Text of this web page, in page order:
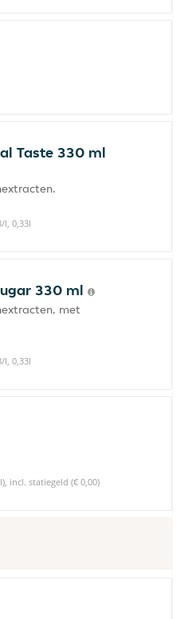
Taste 330 ml
l, 0,33l
330 ml
met
l, 0,33l
incl. statiegeld (€ 0,00)